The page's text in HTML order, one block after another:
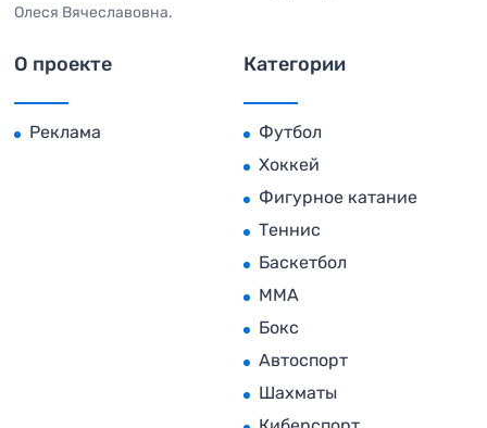
Олеся Вячеславовна.
О проекте
Реклама
Категории
Футбол
Хоккей
Фигурное катание
Теннис
Баскетбол
MMA
Бокс
Автоспорт
Шахматы